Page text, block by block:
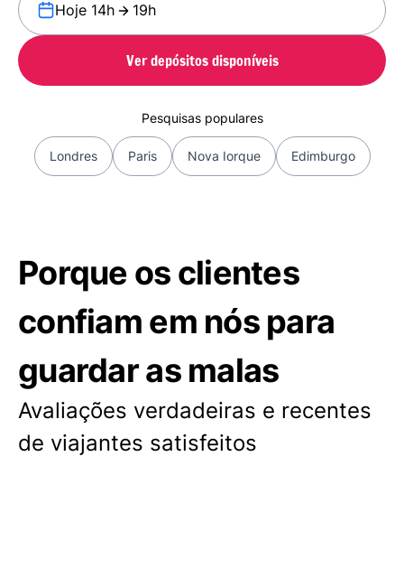
Hoje 14h 19h
Ver depósitos disponíveis
Pesquisas populares
Londres Paris Nova Iorque Edimburgo
Porque os clientes
confiam em nós para
guardar as malas
Avaliações verdadeiras e recentes
de viajantes satisfeitos